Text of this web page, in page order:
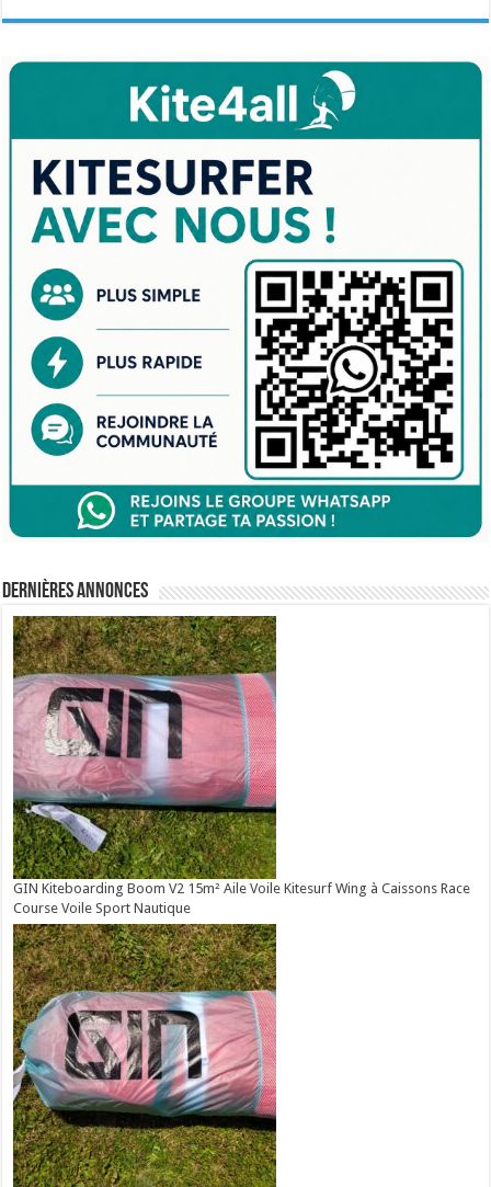
Dernières annonces
GIN Kiteboarding Boom V2 15m² Aile Voile Kitesurf Wing à Caissons Race
Course Voile Sport Nautique